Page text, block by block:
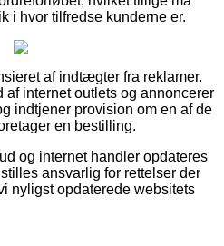
i hvor tilfredse kunderne er.
af indtægter fra reklamer.
af internet outlets og annoncerer
indtjener provision om en af de
en bestilling.
og internet handler opdateres
ansvarlig for rettelser der
nyligst opdaterede websitets